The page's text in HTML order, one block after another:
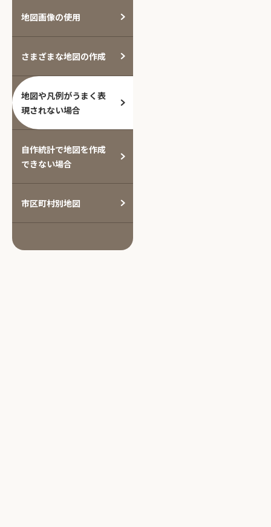
地図画像の使用
さまざまな地図の作成
地図や凡例がうまく表
現されない場合
自作統計で地図を作成
できない場合
市区町村別地図